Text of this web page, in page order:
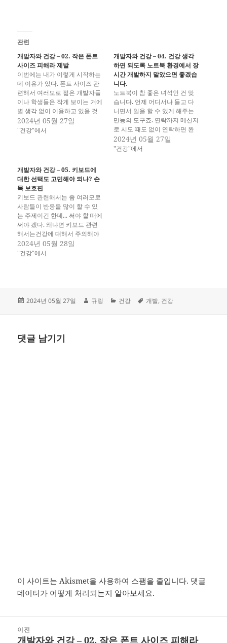
관련
개발자와 건강 – 02. 작은 폰트
사이즈 피해라 제발
이번에는 내가 이렇게 시작하는
데 이유가 있다. 폰트 사이즈 관
련해서 여러모로 젊은 개발자들
이나 학생들은 작게 보이는 거에
별 생각 없이 이용하고 있을 것
인데, 결론부터 먼저 말하면 제
발 바꿔라. 이건 개발 관련된 것
끼친다고 하는 것이 안과 의사들
의 거의…
2024년 05월 27일
"건강"에서
개발자와 건강 – 04. 건강 생각
하면 되도록 노트북 환경에서 장
시간 개발하지 말았으면 좋겠습
니다.
노트북이 참 좋은 녀석인 건 맞
습니다. 언제 어디서나 들고 다
니면서 일을 할 수 있게 해주는
만능의 도구죠. 연락까지 메신저
로 시도 때도 없이 연락하면 완
벽한... (....) 근데, 그 휴대성을 위
해서 여러모로 희생하는 것들이
2024년 05월 27일
"건강"에서
개발자와 건강 – 05. 키보드에
대한 선택도 고민해야 되나? 손
목 보호편
키보드 관련해서는 좀 여러모로
사람들이 반응을 많이 할 수 있
는 주제이긴 한데... 써야 할 때에
써야 겠다. 왜냐면 키보드 관련
해서는건강에 대해서 주의해야
할 요소가 있는데 일단 손목 보
호와 손가락 보호쪽이군요. 일단
아픈 요소가…
2024년 05월 28일
"건강"에서
작
2024년 05월 27일
글
규링
카
건강
태
개발, 건강
댓글 남기기
이 사이트는 Akismet을 사용하여 스팸을 줄입니다. 댓글
데이터가 어떻게 처리되는지 알아보세요.
이전
이
개발자와 건강 – 02. 작은 폰트 사이즈 피해라